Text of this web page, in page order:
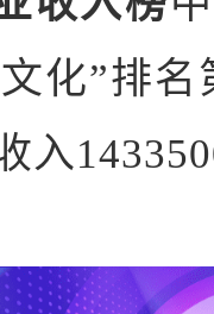
化”排名
入